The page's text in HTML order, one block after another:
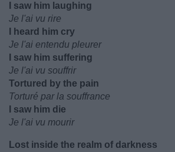
I saw him laughing
Je l'ai vu rire
I heard him cry
Je l'ai entendu pleurer
I saw him suffering
Je l'ai vu souffrir
Tortured by the pain
Torturé par la souffrance
I saw him die
Je l'ai vu mourir
Lost inside the realm of darkness